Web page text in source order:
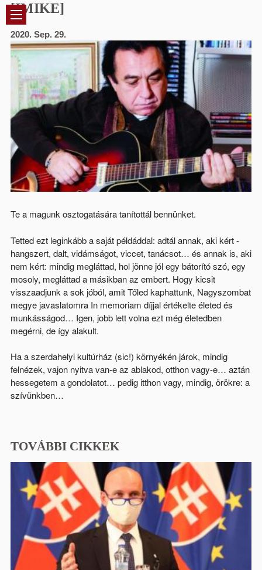
[IMIKE]
2020. Sep. 29.
Te a magunk osztogatására tanítottál bennünket.
Tetted ezt leginkább a saját példáddal: adtál annak, aki kért -
hangszert, dalt, vidámságot, viccet, tanácsot… és annak is, aki
nem kért: mindig megláttad, hol jönne jól egy bátorító szó, egy
mosoly, megláttad a másikban az embert. Hogy kicsit
visszaadjunk a sok jóból, amit Tőled kaphattunk, Nagyszombat
megye javaslatomra In memoriam díjjal értékelte életed és
munkásságod… Igen, jobb lett volna ezt még életedben
megérni, de így alakult.
Ha a szerdahelyi kultúrház (sic!) környékén járok, mindig
felnézek, vajon nyitva van-e az ablakod, otthon vagy-e… aztán
hessegetem a gondolatot… pedig itthon vagy, mindig, örökre: a
szívünkben…
TOVÁBBI CIKKEK